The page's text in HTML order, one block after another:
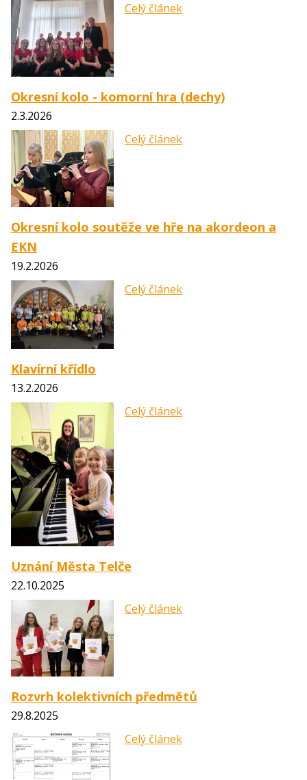
Celý článek
Okresní kolo - komorní hra (dechy)
2.3.2026
Celý článek
Okresní kolo soutěže ve hře na akordeon a
EKN
19.2.2026
Celý článek
Klavírní křídlo
13.2.2026
Celý článek
Uznání Města Telče
22.10.2025
Celý článek
Rozvrh kolektivních předmětů
29.8.2025
Celý článek